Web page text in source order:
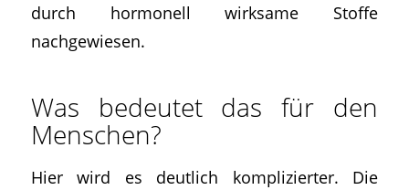
durch hormonell wirksame Stoffe
nachgewiesen.
Was bedeutet das für den
Menschen?
Hier wird es deutlich komplizierter. Die